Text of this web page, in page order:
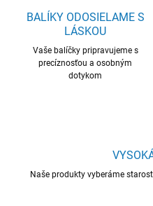
BALÍKY ODOSIELAME S
LÁSKOU
Vaše balíčky pripravujeme s
precíznosťou a osobným
dotykom
Naše produkty vyberáme